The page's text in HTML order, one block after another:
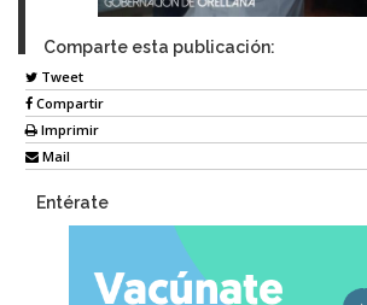
Comparte esta publicación:
Tweet
Compartir
Imprimir
Mail
Entérate